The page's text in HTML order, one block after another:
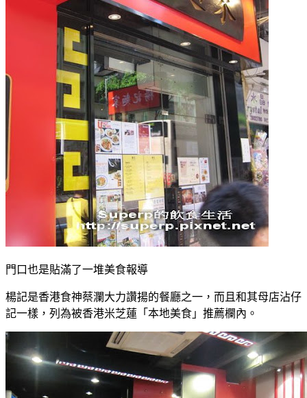
門口也是貼滿了一堆美食報導
楊記是香港食神蔡瀾大力讚揚的餐廳之一，而且和其母店沾仔
記一樣，列為被香港米芝蓮「本地美食」推薦欄內。